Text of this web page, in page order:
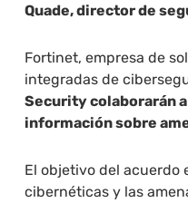
Quade, director de
Fortinet, empresa de
integradas de
Security colaborarán
información sobre
El objetivo del acuerdo
cibernéticas y las